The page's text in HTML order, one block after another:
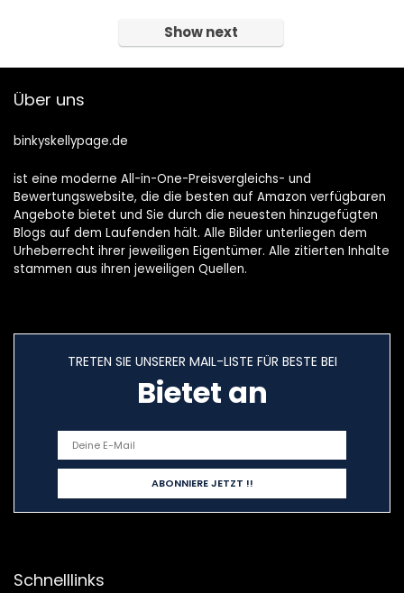
Show next
Über uns
binkyskellypage.de
ist eine moderne All-in-One-Preisvergleichs- und
Bewertungswebsite, die die besten auf Amazon verfügbaren
Angebote bietet und Sie durch die neuesten hinzugefügten
Blogs auf dem Laufenden hält. Alle Bilder unterliegen dem
Urheberrecht ihrer jeweiligen Eigentümer. Alle zitierten Inhalte
stammen aus ihren jeweiligen Quellen.
TRETEN SIE UNSERER MAIL-LISTE FÜR BESTE BEI
Bietet an
Schnelllinks